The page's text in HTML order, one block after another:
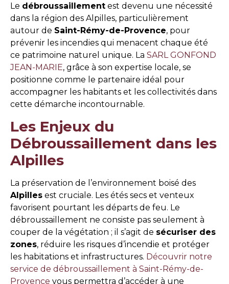
Le débroussaillement est devenu une nécessité
dans la région des Alpilles, particulièrement
autour de Saint-Rémy-de-Provence, pour
prévenir les incendies qui menacent chaque été
ce patrimoine naturel unique. La SARL GONFOND
JEAN-MARIE, grâce à son expertise locale, se
positionne comme le partenaire idéal pour
accompagner les habitants et les collectivités dans
cette démarche incontournable.
Les Enjeux du
Débroussaillement dans les
Alpilles
La préservation de l’environnement boisé des
Alpilles est cruciale. Les étés secs et venteux
favorisent pourtant les départs de feu. Le
débroussaillement ne consiste pas seulement à
couper de la végétation ; il s’agit de sécuriser des
zones, réduire les risques d’incendie et protéger
les habitations et infrastructures. Découvrir notre
service de débroussaillement à Saint-Rémy-de-
Provence vous permettra d’accéder à une